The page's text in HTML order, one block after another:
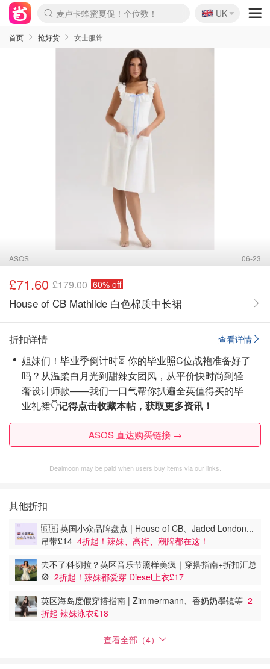
啥？必胜客披萨5折！
🇬🇧
UK
首页 抢好货 女士服饰
ASOS 06-23
£71.60 £179.00 60% off
House of CB Mathilde 白色棉质中长裙
查看详情
折扣详情
姐妹们！毕业季倒计时⏳ 你的毕业照C位战袍准备好了
吗？从温柔白月光到甜辣女团风，从平价快时尚到轻
奢设计师款——我们一口气帮你扒遍全英值得买的毕
业礼裙👇记得点击收藏本帖，获取更多资讯！
ASOS 直达购买链接 →
Dealmoon may be paid when users buy items via our links.
其他折扣
🇬🇧 英国小众品牌盘点 | House of CB、Jaded London...
吊带£14 4折起！辣妹、高街、潮牌都在这！
去不了科切拉？英区音乐节照样美疯｜穿搭指南+折扣汇总
🎡 2折起！辣妹都爱穿 Diesel上衣£17
英区海岛度假穿搭指南 | Zimmermann、香奶奶墨镜等 2
折起 辣妹泳衣£18
查看全部（4）